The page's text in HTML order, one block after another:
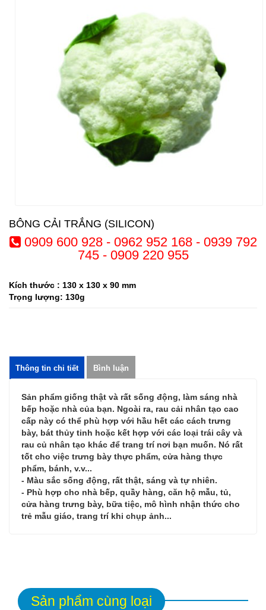
BÔNG CẢI TRẮNG (SILICON)
0909 600 928 - 0962 952 168 - 0939 792
745 - 0909 220 955
Kích thước : 130 x 130 x 90 mm
Trọng lượng: 130g
Thông tin chi tiết Bình luận
Sản phẩm giống thật và rất sống động, làm sáng nhà
bếp hoặc nhà của bạn. Ngoài ra, rau cải nhân tạo cao
cấp này có thể phù hợp với hầu hết các cách trưng
bày, bát thủy tinh hoặc kết hợp với các loại trái cây và
rau củ nhân tạo khác để trang trí nơi bạn muốn. Nó rất
tốt cho việc trưng bày thực phẩm, cửa hàng thực
phẩm, bánh, v.v...
- Màu sắc sống động, rất thật, sáng và tự nhiên.
- Phù hợp cho nhà bếp, quầy hàng, căn hộ mẫu, tủ,
cửa hàng trưng bày, bữa tiệc, mô hình nhận thức cho
trẻ mẫu giáo, trang trí khi chụp ảnh...
Sản phẩm cùng loại